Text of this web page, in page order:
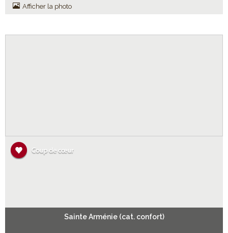
Afficher la photo
Sainte Arménie (cat. confort)